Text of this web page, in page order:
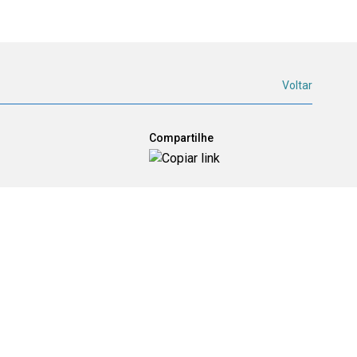
Voltar
Compartilhe